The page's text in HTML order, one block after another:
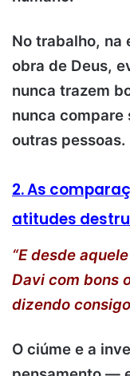
No trabalho, na
obra de Deus,
nunca trazem
nunca compare
outras pessoas.
2. As
atitudes
“E desde
Davi com bons
dizendo
O ciúme e a